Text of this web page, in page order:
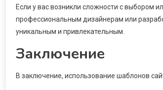
Если у вас возникли сложности с выбором
профессиональным дизайнерам или
уникальным и привлекательным.
Заключение
В заключение, использование шаблонов